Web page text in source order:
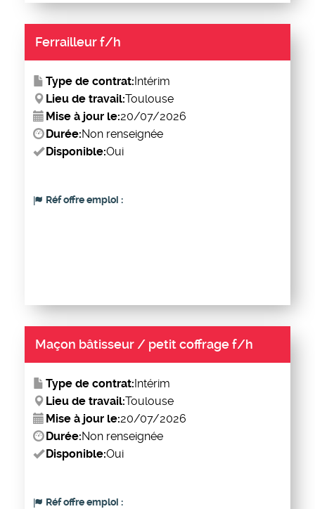
Ferrailleur f/h
Type de contrat:Intérim
Lieu de travail:Toulouse
Mise à jour le:20/07/2026
Durée:Non renseignée
Disponible:Oui
Réf offre emploi :
Maçon bâtisseur / petit coffrage f/h
Type de contrat:Intérim
Lieu de travail:Toulouse
Mise à jour le:20/07/2026
Durée:Non renseignée
Disponible:Oui
Réf offre emploi :